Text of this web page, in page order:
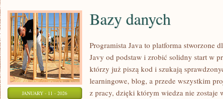
JANUARY - 11 - 2026
Bazy danych
Programista Java to platforma stworzone
Javy od podstaw i zrobić solidny start w
którzy już piszą kod i szukają
learningowe, blog, a przede wszystkim
z pracy, dzięki którym wiedza nie zostaje